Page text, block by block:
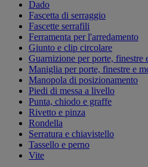
Dado
Fascetta di serraggio
Fascette serrafili
Ferramenta per l'arredamento
Giunto e clip circolare
Guarnizione per porte, finestre
Maniglia per porte, finestre e
Manopola di posizionamento
Piedi di messa a livello
Punta, chiodo e graffe
Rivetto e pinza
Rondella
Serratura e chiavistello
Tassello e perno
Vite